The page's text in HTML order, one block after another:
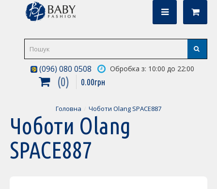
(096) 080 0508 Обробка з: 10:00 до 22:00
0 0.00грн
Головна Чоботи Olang SPACE887
Чоботи Olang
SPACE887